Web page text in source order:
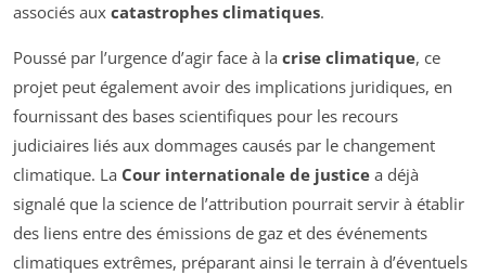
associés aux catastrophes climatiques.
Poussé par l’urgence d’agir face à la crise climatique, ce
projet peut également avoir des implications juridiques, en
fournissant des bases scientifiques pour les recours
judiciaires liés aux dommages causés par le changement
climatique. La Cour internationale de justice a déjà
signalé que la science de l’attribution pourrait servir à établir
des liens entre des émissions de gaz et des événements
climatiques extrêmes, préparant ainsi le terrain à d’éventuels